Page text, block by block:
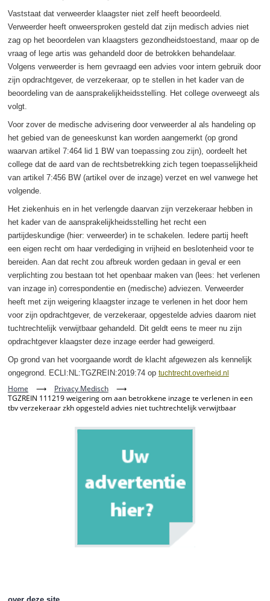
Vaststaat dat verweerder klaagster niet zelf heeft beoordeeld.
Verweerder heeft onweersproken gesteld dat zijn medisch advies niet
zag op het beoordelen van klaagsters gezondheidstoestand, maar op de
vraag of lege artis was gehandeld door de betrokken behandelaar.
Volgens verweerder is hem gevraagd een advies voor intern gebruik door
zijn opdrachtgever, de verzekeraar, op te stellen in het kader van de
beoordeling van de aansprakelijkheidsstelling. Het college overweegt als
volgt.
Voor zover de medische advisering door verweerder al als handeling op
het gebied van de geneeskunst kan worden aangemerkt (op grond
waarvan artikel 7:464 lid 1 BW van toepassing zou zijn), oordeelt het
college dat de aard van de rechtsbetrekking zich tegen toepasselijkheid
van artikel 7:456 BW (artikel over de inzage) verzet en wel vanwege het
volgende.
Het ziekenhuis en in het verlengde daarvan zijn verzekeraar hebben in
het kader van de aansprakelijkheidsstelling het recht een
partijdeskundige (hier: verweerder) in te schakelen. Iedere partij heeft
een eigen recht om haar verdediging in vrijheid en beslotenheid voor te
bereiden. Aan dat recht zou afbreuk worden gedaan in geval er een
verplichting zou bestaan tot het openbaar maken van (lees: het verlenen
van inzage in) correspondentie en (medische) adviezen. Verweerder
heeft met zijn weigering klaagster inzage te verlenen in het door hem
voor zijn opdrachtgever, de verzekeraar, opgestelde advies daarom niet
tuchtrechtelijk verwijtbaar gehandeld. Dit geldt eens te meer nu zijn
opdrachtgever klaagster deze inzage eerder had geweigerd.
Op grond van het voorgaande wordt de klacht afgewezen als kennelijk
ongegrond. ECLI:NL:TGZREIN:2019:74 op tuchtrecht.overheid.nl
Home ⟶ Privacy Medisch
⟶
TGZREIN 111219 weigering om aan betrokkene inzage te verlenen in een
tbv verzekeraar zkh opgesteld advies niet tuchtrechtelijk verwijtbaar